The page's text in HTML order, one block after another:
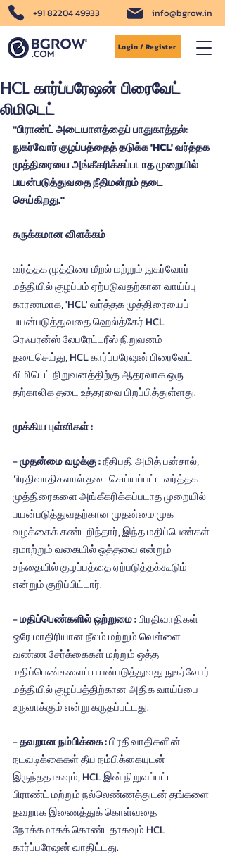
+91 82204 49933 info@bgrow.in
Login / Register
HCL கார்ப்பரேஷன் பிரைவேட்
லிமிடெட்
"பிராண்ட் அடையாளத்தைப் பாதுகாத்தல்:
நுகர்வோர் குழப்பத்தைத் தடுக்க 'HCL' வர்த்தக
முத்திரையை அங்கீகரிக்கப்படாத முறையில்
பயன்படுத்துவதை நீதிமன்றம் தடை
செய்கிறது."
சுருக்கமான விளக்கம்
வர்த்தக முத்திரை மீறல் மற்றும் நுகர்வோர்
மத்தியில் குழப்பம் ஏற்படுவதற்கான வாய்ப்பு
காரணமாக, 'HCL' வர்த்தக முத்திரையைப்
பயன்படுத்துவதை ஹெல்த்கேர் HCL
ரெஃபரன்ஸ் லேபரேட்டரீஸ் நிறுவனம்
தடைசெய்து, HCL கார்ப்பரேஷன் பிரைவேட்
லிமிடெட் நிறுவனத்திற்கு ஆதரவாக ஒரு
தற்காலிக தடை உத்தரவை பிறப்பித்துள்ளது.
முக்கிய புள்ளிகள் :
- முதன்மை வழக்கு : நீதிபதி அமித் பன்சால்,
பிரதிவாதிகளால் தடைசெய்யப்பட்ட வர்த்தக
முத்திரைகளை அங்கீகரிக்கப்படாத முறையில்
பயன்படுத்துவதற்கான முதன்மை முக
வழக்கைக் கண்டறிந்தார், இந்த மதிப்பெண்கள்
ஏமாற்றும் வகையில் ஒத்தவை என்றும்
சந்தையில் குழப்பத்தை ஏற்படுத்தக்கூடும்
என்றும் குறிப்பிட்டார்.
- மதிப்பெண்களில் ஒற்றுமை : பிரதிவாதிகள்
ஒரே மாதிரியான நீலம் மற்றும் வெள்ளை
வண்ண சேர்க்கைகள் மற்றும் ஒத்த
மதிப்பெண்களைப் பயன்படுத்துவது நுகர்வோர்
மத்தியில் குழப்பத்திற்கான அதிக வாய்ப்பை
உருவாக்கும் என்று கருதப்பட்டது.
- தவறான நம்பிக்கை : பிரதிவாதிகளின்
நடவடிக்கைகள் தீய நம்பிக்கையுடன்
இருந்ததாகவும், HCL இன் நிறுவப்பட்ட
பிராண்ட் மற்றும் நல்லெண்ணத்துடன் தங்களை
தவறாக இணைத்துக் கொள்வதை
நோக்கமாகக் கொண்டதாகவும் HCL
கார்ப்பரேஷன் வாதிட்டது.